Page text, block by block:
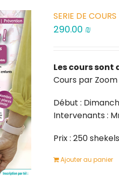
SERIE DE
290.00 ₪
Les cours
Cours par
Début :
Intervenants :
Prix : 250
Ajouter au panier